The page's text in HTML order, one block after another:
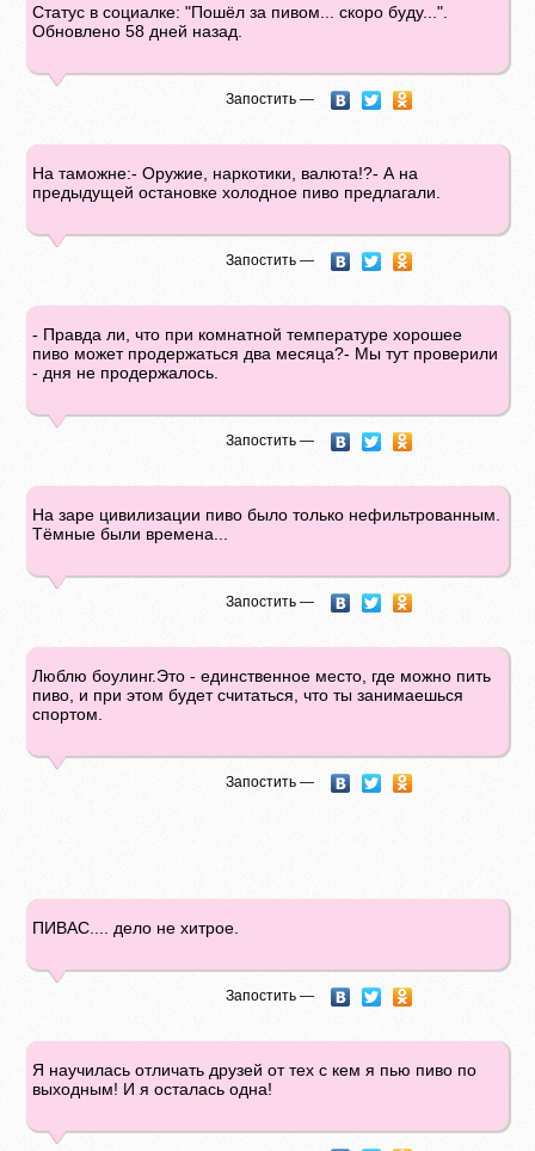
Статус в социалке: "Пошёл за пивом... скоро буду...".
Обновлено 58 дней назад.
Запостить —
На таможне:- Оружие, наркотики, валюта!?- А на
предыдущей остановке холодное пиво предлагали.
Запостить —
- Правда ли, что при комнатной температуре хорошее
пиво может продержаться два месяца?- Мы тут проверили
- дня не продержалось.
Запостить —
На заре цивилизации пиво было только нефильтрованным.
Тёмные были времена...
Запостить —
Люблю боулинг.Это - единственное место, где можно пить
пиво, и при этом будет считаться, что ты занимаешься
спортом.
Запостить —
ПИВАС.... дело не хитрое.
Запостить —
Я научилась отличать друзей от тех с кем я пью пиво по
выходным! И я осталась одна!